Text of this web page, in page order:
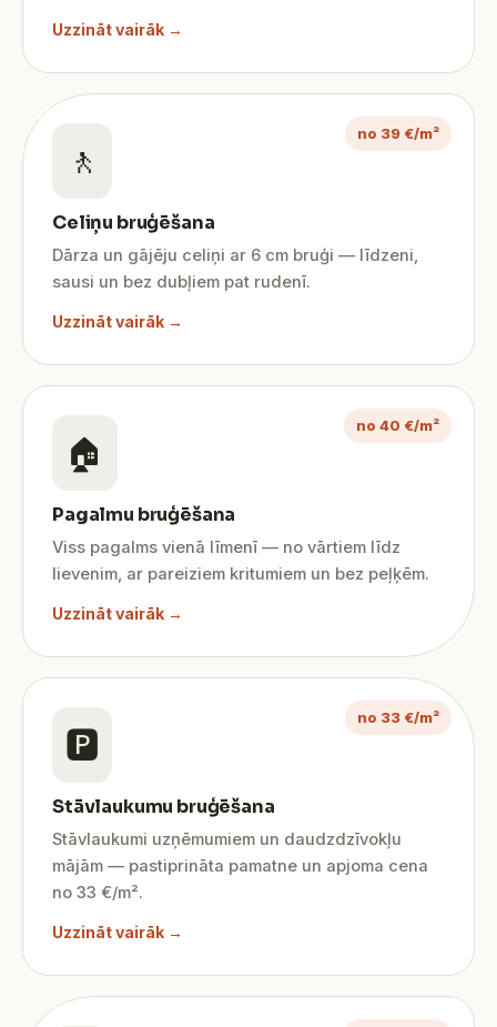
Uzzināt vairāk →
no 39 €/m²
🚶
Celiņu bruģēšana
Dārza un gājēju celiņi ar 6 cm bruģi — līdzeni,
sausi un bez dubļiem pat rudenī.
Uzzināt vairāk →
no 40 €/m²
🏠
Pagalmu bruģēšana
Viss pagalms vienā līmenī — no vārtiem līdz
lievenim, ar pareiziem kritumiem un bez peļķēm.
Uzzināt vairāk →
no 33 €/m²
🅿️
Stāvlaukumu bruģēšana
Stāvlaukumi uzņēmumiem un daudzdzīvokļu
mājām — pastiprināta pamatne un apjoma cena
no 33 €/m².
Uzzināt vairāk →